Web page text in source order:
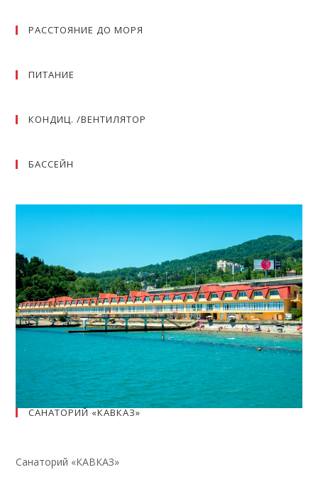
РАССТОЯНИЕ ДО МОРЯ
ПИТАНИЕ
КОНДИЦ. /ВЕНТИЛЯТОР
БАССЕЙН
САНАТОРИЙ «КАВКАЗ»
Санаторий «КАВКАЗ»